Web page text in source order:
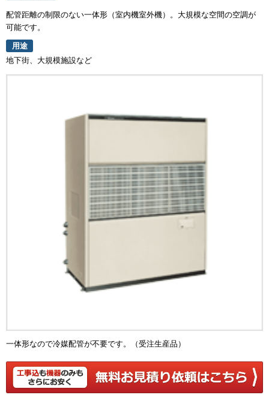
配管距離の制限のない一体形（室内機室外機）。大規模な空間の空調が
可能です。
用途
地下街、大規模施設など
一体形なので冷媒配管が不要です。（受注生産品）